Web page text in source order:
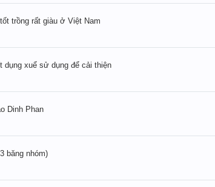
trồng rất giàu ở Việt Nam
dụng xuể sử dụng để cải thiện
Dinh Phan
băng nhóm)